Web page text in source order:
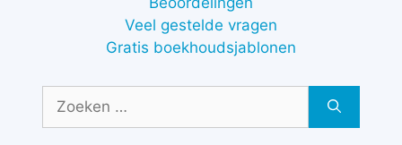
Veel gestelde vragen
Gratis boekhoudsjablonen
naar: